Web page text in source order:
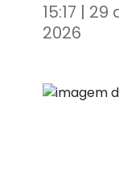
15:17 |
2026